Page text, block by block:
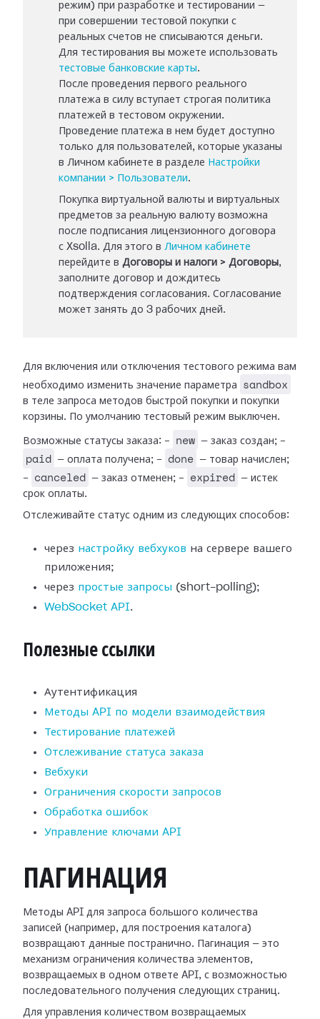
режим) при разработке и тестировании —
при совершении тестовой покупки с
реальных счетов не списываются деньги.
Для тестирования вы можете использовать
тестовые банковские карты.
После проведения первого реального
платежа в силу вступает строгая политика
платежей в тестовом окружении.
Проведение платежа в нем будет доступно
только для пользователей, которые указаны
в Личном кабинете в разделе Настройки
компании > Пользователи.
Покупка виртуальной валюты и виртуальных
предметов за реальную валюту возможна
после подписания лицензионного договора
с Xsolla. Для этого в Личном кабинете
перейдите в Договоры и налоги > Договоры,
заполните договор и дождитесь
подтверждения согласования. Согласование
может занять до 3 рабочих дней.
Для включения или отключения тестового режима вам
необходимо изменить значение параметра
sandbox
в теле запроса методов быстрой покупки и покупки
корзины. По умолчанию тестовый режим выключен.
Возможные статусы заказа: - new — заказ создан; -
paid — оплата получена; - done — товар начислен;
-
canceled — заказ отменен; - expired — истек
срок оплаты.
Отслеживайте статус одним из следующих способов:
через настройку вебхуков на сервере вашего
приложения;
через простые запросы (short-polling);
WebSocket API.
Полезные ссылки
Аутентификация
Методы API по модели взаимодействия
Тестирование платежей
Отслеживание статуса заказа
Вебхуки
Ограничения скорости запросов
Обработка ошибок
Управление ключами API
ПАГИНАЦИЯ
Методы API для запроса большого количества
записей (например, для построения каталога)
возвращают данные постранично. Пагинация — это
механизм ограничения количества элементов,
возвращаемых в одном ответе API, с возможностью
последовательного получения следующих страниц.
Для управления количеством возвращаемых